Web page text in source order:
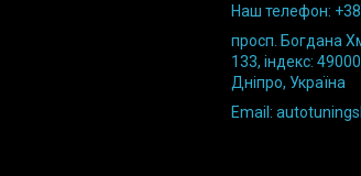
Наш телефон:
просп. Богдана
133, індекс:
Дніпро, Україна
Email: